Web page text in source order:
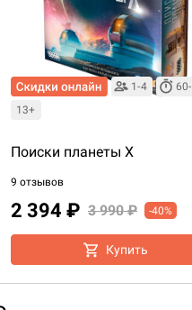
1-4
13+
Поиски планеты X
9 отзывов
2 394 ₽ 3 990 ₽ -40%
Купить